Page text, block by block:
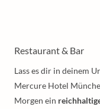
Restaurant & Bar
Lass es dir in deinem
Mercure Hotel
Morgen ein